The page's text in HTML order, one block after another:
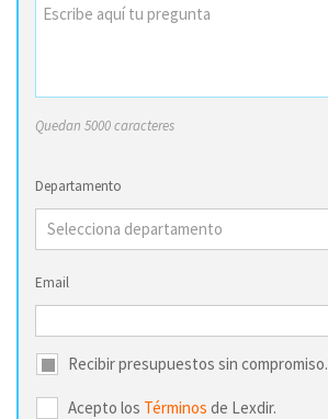
Quedan 5000 caracteres
Departamento
Email
Recibir presupuestos sin compromiso.
Acepto los Términos de Lexdir.